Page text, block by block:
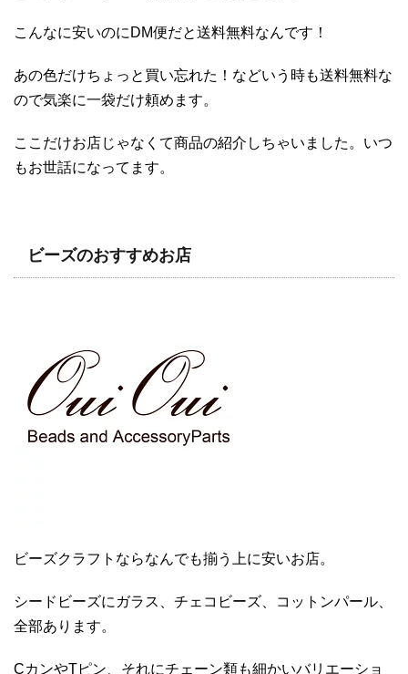
こんなに安いのにDM便だと送料無料なんです！
あの色だけちょっと買い忘れた！などいう時も送料無料な
ので気楽に一袋だけ頼めます。
ここだけお店じゃなくて商品の紹介しちゃいました。いつ
もお世話になってます。
ビーズのおすすめお店
ビーズクラフトならなんでも揃う上に安いお店。
シードビーズにガラス、チェコビーズ、コットンパール、
全部あります。
CカンやTピン、それにチェーン類も細かいバリエーショ